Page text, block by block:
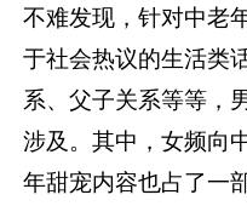
不难发现，针对中老
于社会热议的生活类
系、父子关系等等，
涉及。其中，女频向
年甜宠内容也占了一